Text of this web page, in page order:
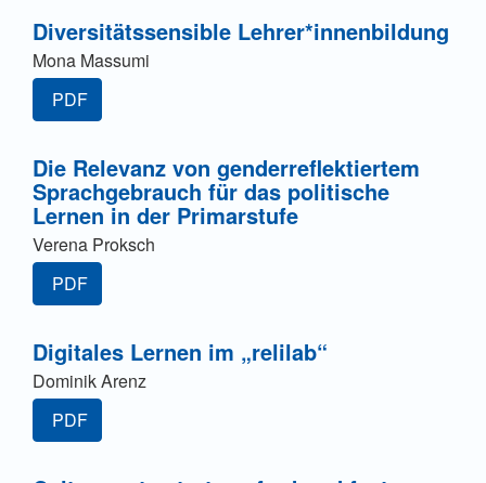
Diversitätssensible Lehrer*innenbildung
Mona Massumi
PDF
Die Relevanz von genderreflektiertem
Sprachgebrauch für das politische
Lernen in der Primarstufe
Verena Proksch
PDF
Digitales Lernen im „relilab“
Dominik Arenz
PDF